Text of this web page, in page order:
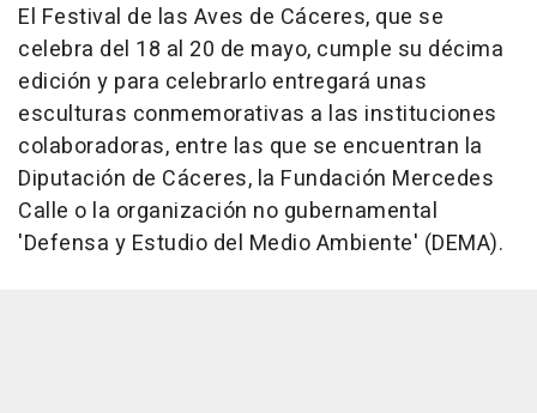
El Festival de las Aves de Cáceres, que se
celebra del 18 al 20 de mayo, cumple su décima
edición y para celebrarlo entregará unas
esculturas conmemorativas a las instituciones
colaboradoras, entre las que se encuentran la
Diputación de Cáceres, la Fundación Mercedes
Calle o la organización no gubernamental
'Defensa y Estudio del Medio Ambiente' (DEMA).